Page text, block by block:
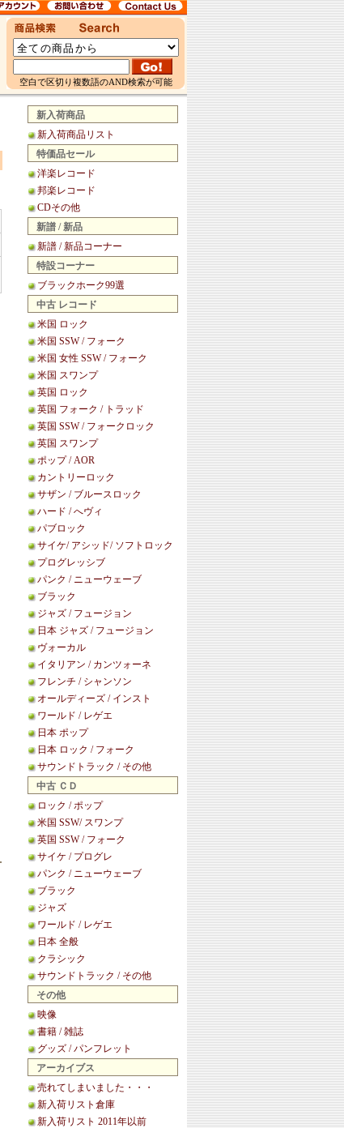
空白で区切り複数語のAND検索が可能
新入荷商品
新入荷商品リスト
特価品セール
洋楽レコード
邦楽レコード
CDその他
新譜 / 新品
新譜 / 新品コーナー
特設コーナー
ブラックホーク99選
中古 レコード
米国 ロック
米国 SSW / フォーク
米国 女性 SSW / フォーク
米国 スワンプ
英国 ロック
英国 フォーク / トラッド
英国 SSW / フォークロック
英国 スワンプ
ポップ / AOR
カントリーロック
サザン / ブルースロック
ハード / へヴィ
パブロック
サイケ/ アシッド/ ソフトロック
プログレッシブ
パンク / ニューウェーブ
ブラック
ジャズ / フュージョン
日本 ジャズ / フュージョン
ヴォーカル
イタリアン / カンツォーネ
フレンチ / シャンソン
オールディーズ / インスト
ワールド / レゲエ
日本 ポップ
日本 ロック / フォーク
サウンドトラック / その他
中古 ＣＤ
ロック / ポップ
米国 SSW/ スワンプ
英国 SSW / フォーク
サイケ / プログレ
パンク / ニューウェーブ
ブラック
ジャズ
ワールド / レゲエ
日本 全般
クラシック
サウンドトラック / その他
その他
映像
書籍 / 雑誌
グッズ / パンフレット
アーカイブス
売れてしまいました・・・
新入荷リスト倉庫
新入荷リスト 2011年以前